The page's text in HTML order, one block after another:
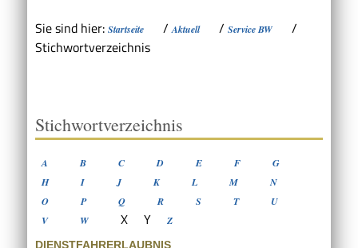
Sie sind hier: Startseite /Aktuell / Service BW
/
Stichwortverzeichnis
Stichwortverzeichnis
A B C D E F
G
H
I J K L M
N
O
P Q R S T
U
V
W X Y Z
DIENSTFAHRERLAUBNIS